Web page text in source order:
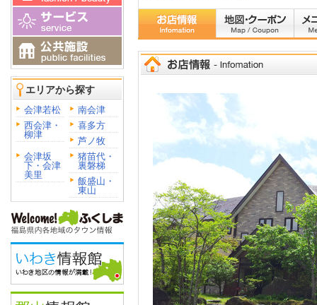
エリアから探す
会津若松
南会津
西会津・
柳津
喜多方
芦ノ牧
会津坂
下・会津
美里
猪苗代・
裏磐梯
飯盛山・
東山